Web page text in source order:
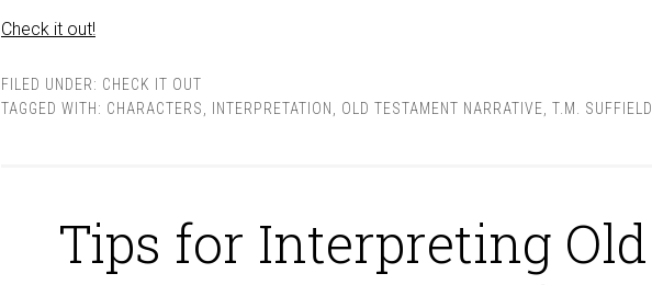
Check it out!
FILED UNDER: CHECK IT OUT
TAGGED WITH: CHARACTERS INTERPRETATION OLD TESTAMENT NARRATIVE T.M. SUFFIELD
Tips for Interpreting Old